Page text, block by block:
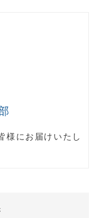
様にお届けいたし